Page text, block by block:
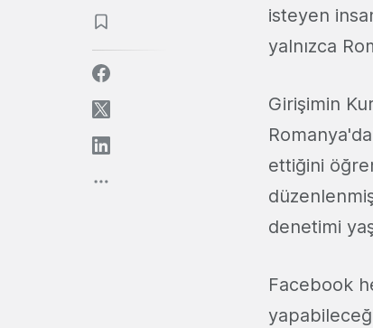
isteyen
yalnızca
Girişimin
ettiğini
denetimi
Facebook